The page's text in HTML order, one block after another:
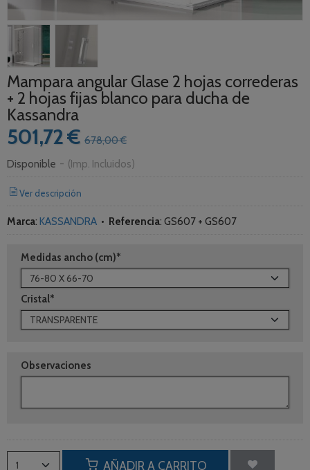
Mampara angular Glase 2 hojas correderas
+ 2 hojas fijas blanco para ducha de
Kassandra
501,72 € 678,00 €
Disponible - (Imp. Incluidos)
Ver descripción
Marca: KASSANDRA • Referencia: GS607 + GS607
Medidas ancho (cm)*
Cristal*
Observaciones
AÑADIR A CARRITO